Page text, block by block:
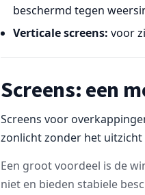
beschermd tegen
Verticale screens: voor
Screens: een
Screens voor
zonlicht zonder het
Een groot voordeel is de
niet en bieden stabiele